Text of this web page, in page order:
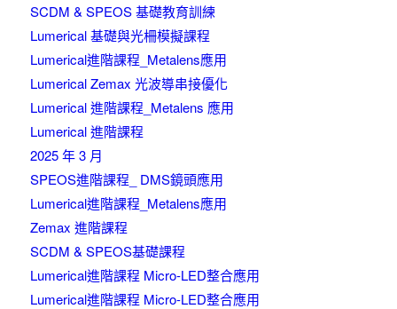
SCDM & SPEOS 基礎教育訓練
Lumerical 基礎與光柵模擬課程
Lumerical進階課程_Metalens應用
Lumerical Zemax 光波導串接優化
Lumerical 進階課程_Metalens 應用
Lumerical 進階課程
2025 年 3 月
SPEOS進階課程_ DMS鏡頭應用
Lumerical進階課程_Metalens應用
Zemax 進階課程
SCDM & SPEOS基礎課程
Lumerical進階課程 Micro-LED整合應用
Lumerical進階課程 Micro-LED整合應用